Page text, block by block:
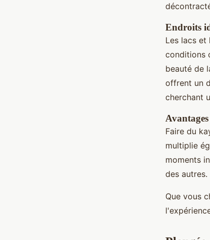
Endroits
Les lacs
conditions
beauté de
offrent un
cherchant
Faire du
multiplie
moments
des autres.
Que vous